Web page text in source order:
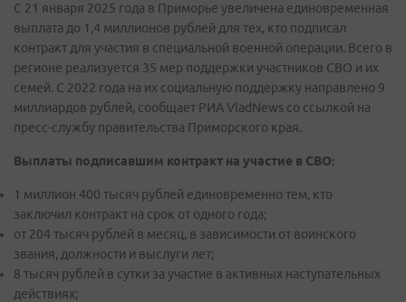
С 21 января 2025 года в Приморье увеличена единовременная
выплата до 1,4 миллионов рублей для тех, кто подписал
контракт для участия в специальной военной операции. Всего в
регионе реализуется 35 мер поддержки участников СВО и их
семей. С 2022 года на их социальную поддержку направлено 9
миллиардов рублей, сообщает РИА VladNews со ссылкой на
пресс-службу правительства Приморского края.
Выплаты подписавшим контракт на участие в СВО:
1 миллион 400 тысяч рублей единовременно тем, кто
заключил контракт на срок от одного года;
от 204 тысяч рублей в месяц, в зависимости от воинского
звания, должности и выслуги лет;
8 тысяч рублей в сутки за участие в активных наступательных
действиях;